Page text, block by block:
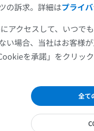
考文献
Wilkins, pp.284-303.
StatPearls [Internet].
MRI
の訴求。詳細はプライ
アクセスして、いつで
い場合、当社はお客様
を承諾」をクリッ
全て